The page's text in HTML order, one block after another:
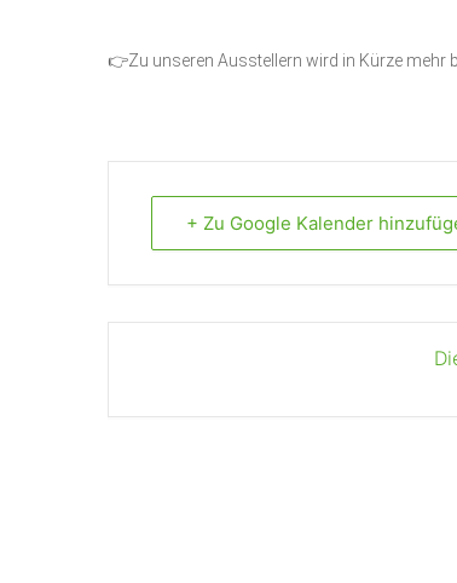
👉Zu unseren Ausstellern wird in Kürze mehr
+ Zu Google Kalender